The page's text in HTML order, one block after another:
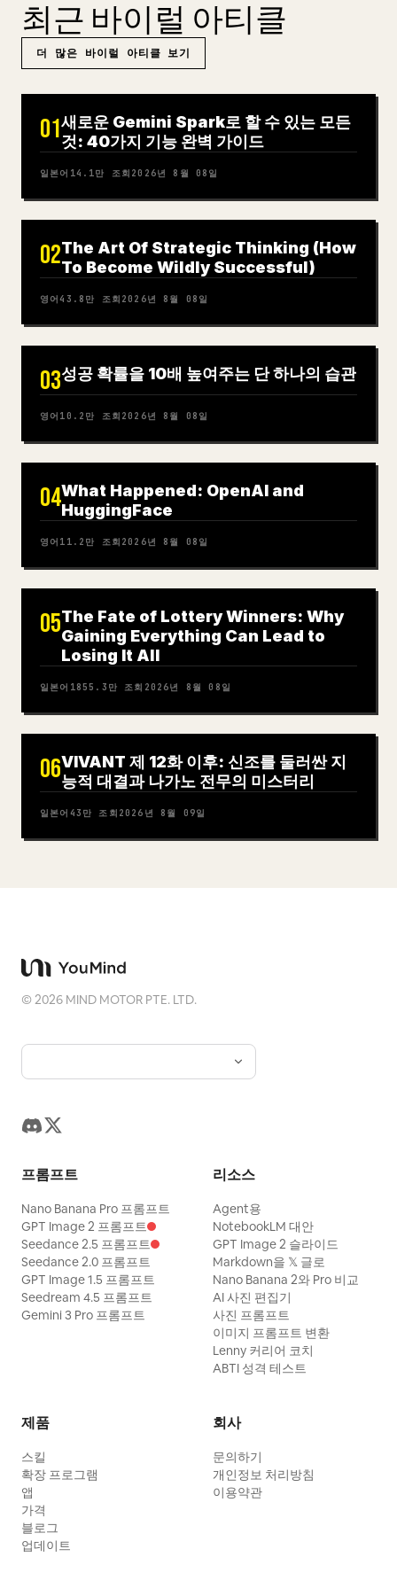
최근 바이럴 아티클
더 많은 바이럴 아티클 보기
01새로운 Gemini Spark로 할 수 있는 모든
것: 40가지 기능 완벽 가이드
일본어 14.1만 조회 2026년 8월 08일
02The Art Of Strategic Thinking (How
To Become Wildly Successful)
영어43.8만 조회 2026년 8월 08일
03성공 확률을 10배 높여주는 단 하나의 습관
영어 10.2만 조회 2026년 8월 08일
04What Happened: OpenAI and
HuggingFace
영어 11.2만 조회 2026년 8월 08일
05The Fate of Lottery Winners: Why
Gaining Everything Can Lead to
Losing It All
일본어 1855.3만 조회 2026년 8월 08일
06VIVANT 제 12화 이후: 신조를 둘러싼 지
능적 대결과 나가노 전무의 미스터리
일본어 43만 조회 2026년 8월 09일
©2026 MIND MOTOR PTE. LTD.
프롬프트
Nano Banana Pro 프롬프트
GPT Image 2 프롬프트
Seedance 2.5 프롬프트
Seedance 2.0 프롬프트
GPT Image 1.5 프롬프트
Seedream 4.5 프롬프트
Gemini 3 Pro 프롬프트
리소스
Agent용
NotebookLM 대안
GPT Image 2 슬라이드
Markdown을 𝕏 글로
Nano Banana 2와 Pro 비교
AI 사진 편집기
사진 프롬프트
이미지 프롬프트 변환
Lenny 커리어 코치
ABTI 성격 테스트
제품
스킬
확장 프로그램
앱
가격
블로그
업데이트
회사
문의하기
개인정보 처리방침
이용약관